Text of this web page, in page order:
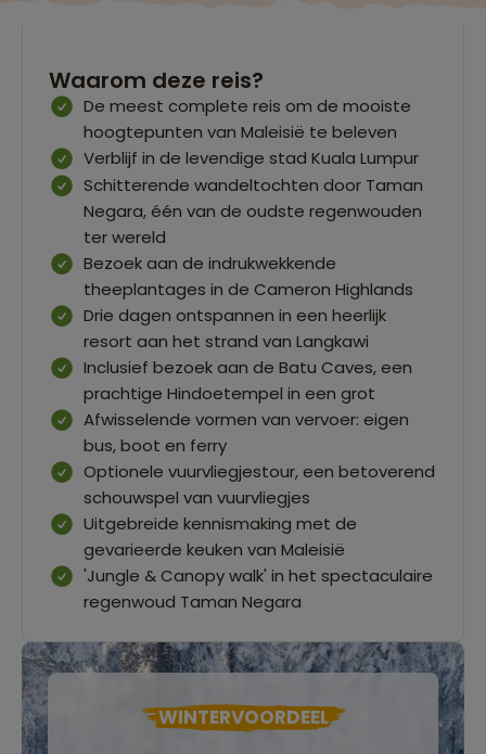
Waarom deze reis?
De meest complete reis om de mooiste
hoogtepunten van Maleisië te beleven
Verblijf in de levendige stad Kuala Lumpur
Schitterende wandeltochten door Taman
Negara, één van de oudste regenwouden
ter wereld
Bezoek aan de indrukwekkende
theeplantages in de Cameron Highlands
Drie dagen ontspannen in een heerlijk
resort aan het strand van Langkawi
Inclusief bezoek aan de Batu Caves, een
prachtige Hindoetempel in een grot
Afwisselende vormen van vervoer: eigen
bus, boot en ferry
Optionele vuurvliegjestour, een betoverend
schouwspel van vuurvliegjes
Uitgebreide kennismaking met de
gevarieerde keuken van Maleisië
'Jungle & Canopy walk' in het spectaculaire
regenwoud Taman Negara
WINTERVOORDEEL